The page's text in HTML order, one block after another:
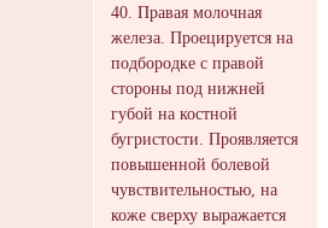
40. Правая молочная
железа. Проецируется на
подбородке с правой
стороны под нижней
губой на костной
бугристости. Проявляется
повышенной болевой
чувствительностью, на
коже сверху выражается